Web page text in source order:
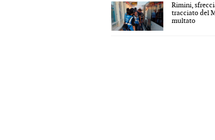
Rimini,
tracciato del
multato